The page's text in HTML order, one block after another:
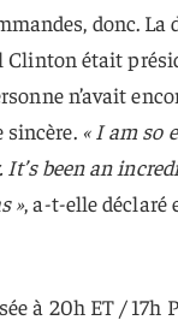
donc. La
Clinton était
n’avait
sincère. « I am so
been an
», a-t-elle déclaré
à 20h ET /